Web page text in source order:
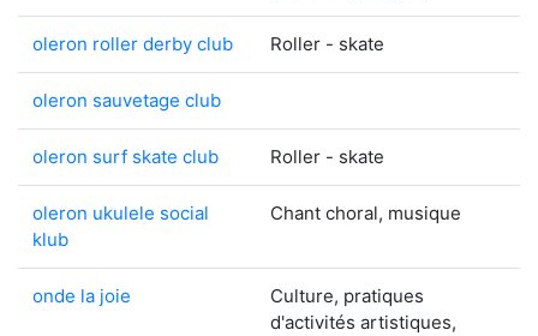
oleron roller derby club Roller - skate
oleron sauvetage club
oleron surf skate club Roller - skate
oleron ukulele social
klub
Chant choral, musique
onde la joie
Culture, pratiques
d'activités artistiques,